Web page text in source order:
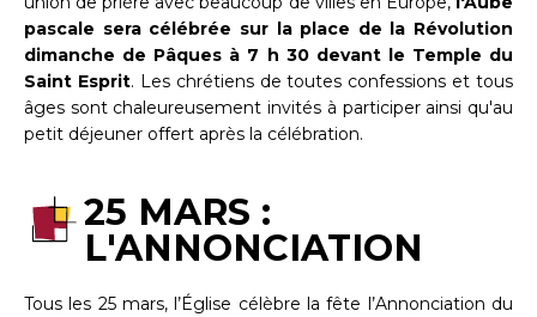
pascale sera célébrée sur la place de la Révolution
dimanche de Pâques à 7 h 30 devant le Temple du
Saint Esprit. Les chrétiens de toutes confessions et tous
âges sont chaleureusement invités à participer ainsi qu'au
petit déjeuner offert après la célébration.
25 MARS :
L'ANNONCIATION
Tous les 25 mars, l’Église célèbre la fête l’Annonciation du